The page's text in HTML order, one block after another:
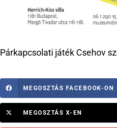
Párkapcsolati játék Csehov
MEGOSZTÁS FACEBOOK-ON
MEGOSZTÁS X-EN